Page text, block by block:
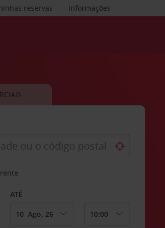
Informações
reservas
ATÉ